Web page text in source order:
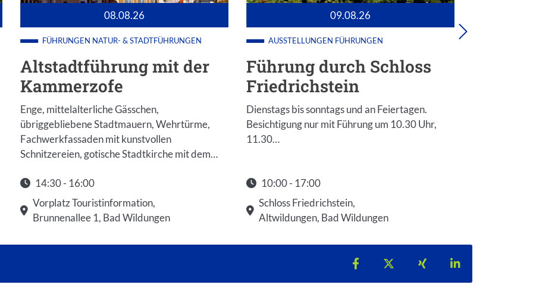
08.08.26
FÜHRUNGEN NATUR- & STADTFÜHRUNGEN
Altstadtführung mit der
Kammerzofe
Enge, mittelalterliche Gässchen,
übriggebliebene Stadtmauern, Wehrtürme,
Fachwerkfassaden mit kunstvollen
Schnitzereien, gotische Stadtkirche mit dem…
14:30 - 16:00
Startzeit: 14:30
Vorplatz Touristinformation,
Brunnenallee 1, Bad Wildungen
09.08.26
AUSSTELLUNGEN FÜHRUNGEN
Führung durch Schloss
Friedrichstein
Dienstags bis sonntags und an Feiertagen.
Besichtigung nur mit Führung um 10.30 Uhr,
11.30…
10:00 - 17:00
Startzeit: 10:00
Schloss Friedrichstein,
Altwildungen, Bad Wildungen
Teilen auf Facebook
Teilen auf XTeilen auf Xing
Teilen auf